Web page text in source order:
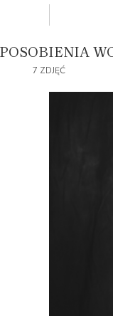
7 ZDJĘĆ